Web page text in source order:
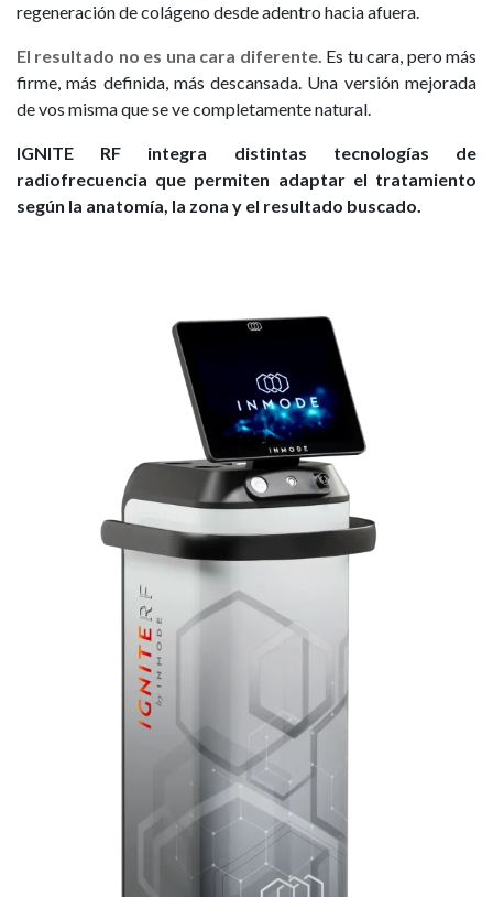
regeneración de colágeno desde adentro hacia afuera.
El resultado no es una cara diferente. Es tu cara, pero más
firme, más definida, más descansada. Una versión mejorada
de vos misma que se ve completamente natural.
IGNITE RF integra distintas tecnologías de
radiofrecuencia que permiten adaptar el tratamiento
según la anatomía, la zona y el resultado buscado.